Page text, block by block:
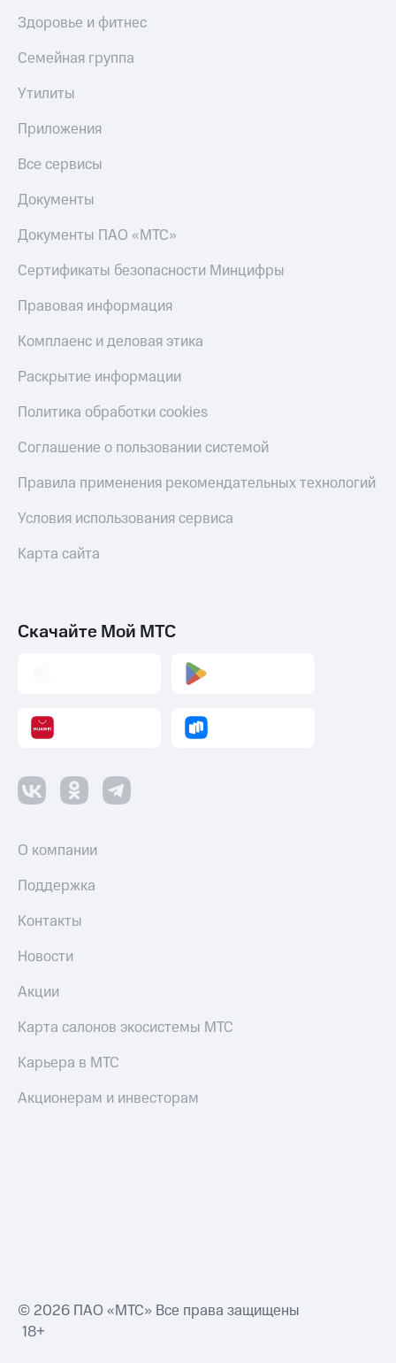
Здоровье и фитнес
Семейная группа
Утилиты
Приложения
Все сервисы
Документы
Документы ПАО «МТС»
Сертификаты безопасности Минцифры
Правовая информация
Комплаенс и деловая этика
Раскрытие информации
Политика обработки cookies
Соглашение о пользовании системой
Правила применения рекомендательных технологий
Условия использования сервиса
Карта сайта
Скачайте Мой МТС
О компании
Поддержка
Контакты
Новости
Акции
Карта салонов экосистемы МТС
Карьера в МТС
Акционерам и инвесторам
© 2026 ПАО «МТС» Все права защищены
18+